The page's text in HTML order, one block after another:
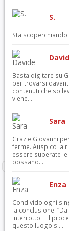
S.
Sta
Basta digitare su
per trovarsi
contenuti che
viene...
Sara
Grazie Giovanni
ferme. Auspico la
essere superate
possano...
Enza
Condivido ogni
la conclusione:
interrotto. Il
questo luogo si...